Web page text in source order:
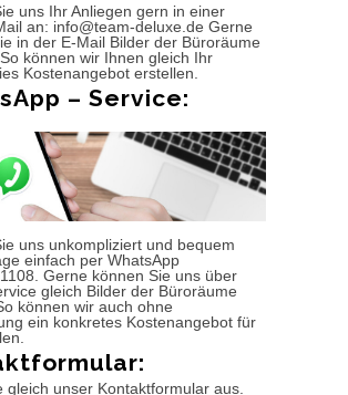
uns Ihr Anliegen gern in einer
an: info@team-deluxe.de Gerne
in der E-Mail Bilder der Büroräume
können wir Ihnen gleich Ihr
Kostenangebot erstellen.
– Service:
uns unkompliziert und bequem
einfach per WhatsApp
Gerne können Sie uns über
gleich Bilder der Büroräume
können wir auch ohne
ein konkretes Kostenangebot für
gleich unser Kontaktformular aus.